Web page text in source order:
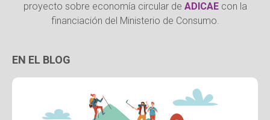
proyecto sobre economía circular de ADICAEcon la
financiación del Ministerio de Consumo.
EN EL BLOG